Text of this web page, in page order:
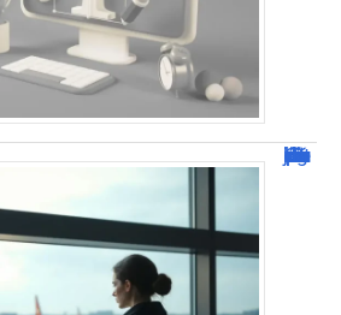
Combien de jour pour un décès d’un parent à l’étranger ?